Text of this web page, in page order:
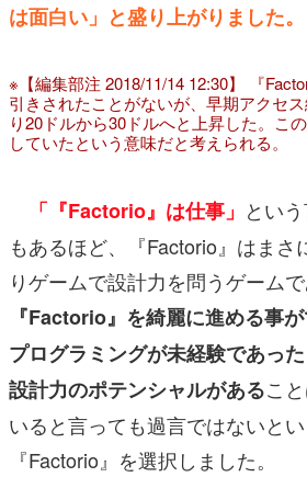
は面白い」と盛り上がりました。
※【編集部注 2018/11/14 12:30】 『
引きされたことがないが、早期アクセ
り20ドルから30ドルへと上昇した。こ
していたという意味だと考えられる。
「『Factorio』は仕事」 とい
もあるほど、『Factorio』はまさ
りゲームで設計力を問うゲーム
『Factorio』を綺麗に進める事
プログラミングが未経験であっ
設計力のポテンシャルがあるこ
いると言っても過言ではないとい
『Factorio』を選択しました。